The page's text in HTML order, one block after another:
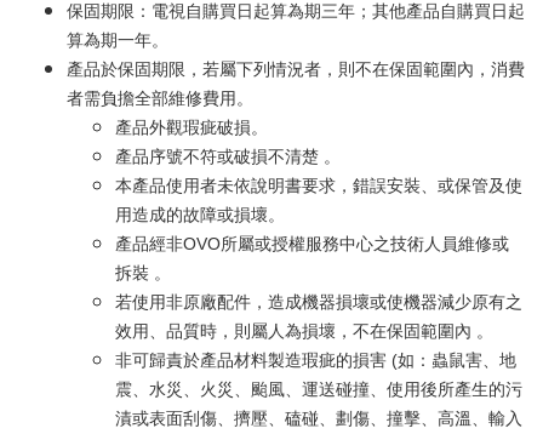
保固期限：電視自購買日起算為期三年；其他產品自購買日起
算為期一年。
產品於保固期限，若屬下列情況者，則不在保固範圍內，消費
者需負擔全部維修費用。
產品外觀瑕疵破損。
產品序號不符或破損不清楚 。
本產品使用者未依說明書要求，錯誤安裝、或保管及使
用造成的故障或損壞。
產品經非OVO所屬或授權服務中心之技術人員維修或
拆裝 。
若使用非原廠配件，造成機器損壞或使機器減少原有之
效用、品質時，則屬人為損壞，不在保固範圍內 。
非可歸責於產品材料製造瑕疵的損害 (如：蟲鼠害、地
震、水災、火災、颱風、運送碰撞、使用後所產生的污
漬或表面刮傷、擠壓、磕碰、劃傷、撞擊、高溫、輸入